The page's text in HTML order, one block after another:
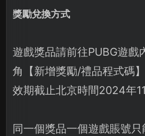
獎勵兌換方式
遊戲獎品請前往PUBG遊戲
角【新增獎勵/禮品程式碼
效期截止北京時間2024年
同一個獎品一個遊戲賬號